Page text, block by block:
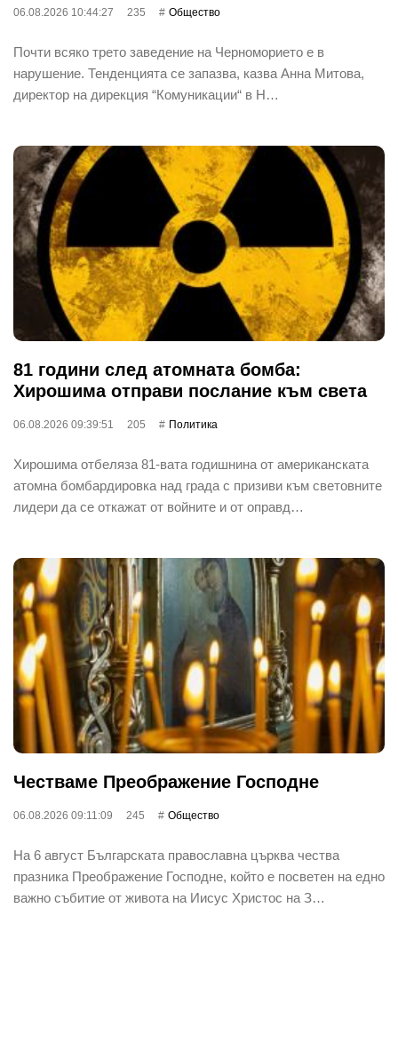
06.08.2026 10:44:27 235 Общество
Почти всяко трето заведение на Черноморието е в
нарушение. Тенденцията се запазва, казва Анна Митова,
директор на дирекция “Комуникации“ в Н…
81 години след атомната бомба:
Хирошима отправи послание към света
06.08.2026 09:39:51 205 Политика
Хирошима отбеляза 81-вата годишнина от американската
атомна бомбардировка над града с призиви към световните
лидери да се откажат от войните и от оправд…
Честваме Преображение Господне
06.08.2026 09:11:09 245 Общество
На 6 август Българската православна църква чества
празника Преображение Господне, който е посветен на едно
важно събитие от живота на Иисус Христос на З…